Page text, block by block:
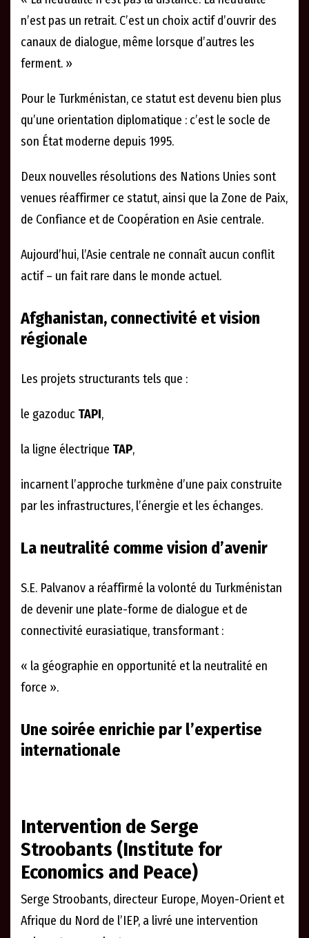
n’est pas un retrait. C’est un choix actif d’ouvrir des
canaux de dialogue, même lorsque d’autres les
ferment. »
Pour le Turkménistan, ce statut est devenu bien plus
qu’une orientation diplomatique : c’est le socle de
son État moderne depuis 1995.
Deux nouvelles résolutions des Nations Unies sont
venues réaffirmer ce statut, ainsi que la Zone de Paix,
de Confiance et de Coopération en Asie centrale.
Aujourd’hui, l’Asie centrale ne connaît aucun conflit
actif – un fait rare dans le monde actuel.
Afghanistan, connectivité et vision
régionale
Les projets structurants tels que :
le gazoduc TAPI,
la ligne électrique TAP,
incarnent l’approche turkmène d’une paix construite
par les infrastructures, l’énergie et les échanges.
La neutralité comme vision d’avenir
S.E. Palvanov a réaffirmé la volonté du Turkménistan
de devenir une plate-forme de dialogue et de
connectivité eurasiatique, transformant :
« la géographie en opportunité et la neutralité en
force ».
Une soirée enrichie par l’expertise
internationale
Intervention de Serge
Stroobants (Institute for
Economics and Peace)
Serge Stroobants, directeur Europe, Moyen-Orient et
Afrique du Nord de l’IEP, a livré une intervention